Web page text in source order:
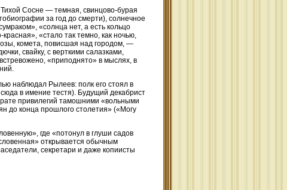
Сосне — темная, свинцово-бурая
за год до смерти), солнечное
«солнца нет, а есть кольцо
«стало так темно, как ночью,
комета, повисшая над городом, —
свайку, с верткими салазками,
«приподнято» в мыслях, в
наблюдал Рылеев: полк его стоял в
в имение тестя). Будущий декабрист
привилегий тамошними «вольными
до конца прошлого столетия» («Могу
где «потонул в глуши садов
открывается обычным
секретари и даже копиисты